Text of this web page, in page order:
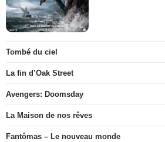
Tombé du ciel
La fin d’Oak Street
Avengers: Doomsday
La Maison de nos rêves
Fantômas – Le nouveau monde